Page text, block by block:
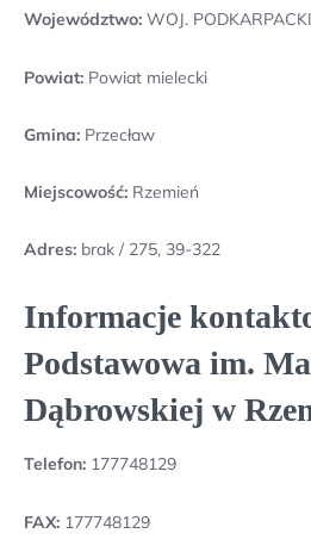
Województwo: WOJ.
Powiat: Powiat mielecki
Gmina: Przecław
Miejscowość: Rzemień
Adres: brak / 275, 39-322
Informacje
Podstawowa im.
Dąbrowskiej w
Telefon: 177748129
FAX: 177748129